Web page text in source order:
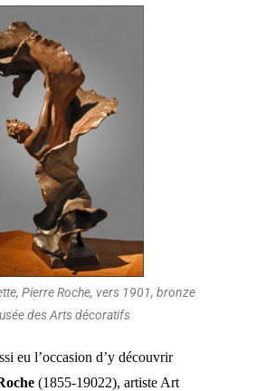
Pierre Roche, vers 1901, bronze
des Arts décoratifs
eu l’occasion d’y découvrir
(1855-19022), artiste Art